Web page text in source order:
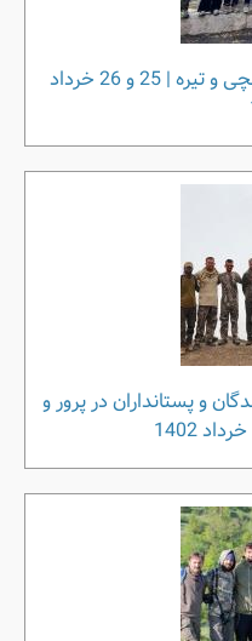
گزارش برنامه پرنده‌نگری در چناقچی و تیره | 25 و 26 خرداد
و پستانداران در پرور و